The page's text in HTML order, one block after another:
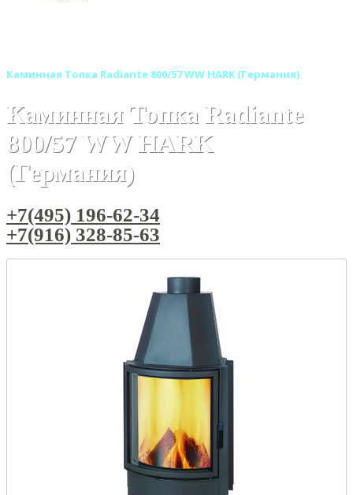
Каминная Топка Radiante 800/57 WW HARK (Германия)
Каминная Топка Radiante
800/57 WW HARK
(Германия)
+7(495) 196-62-34
+7(916) 328-85-63